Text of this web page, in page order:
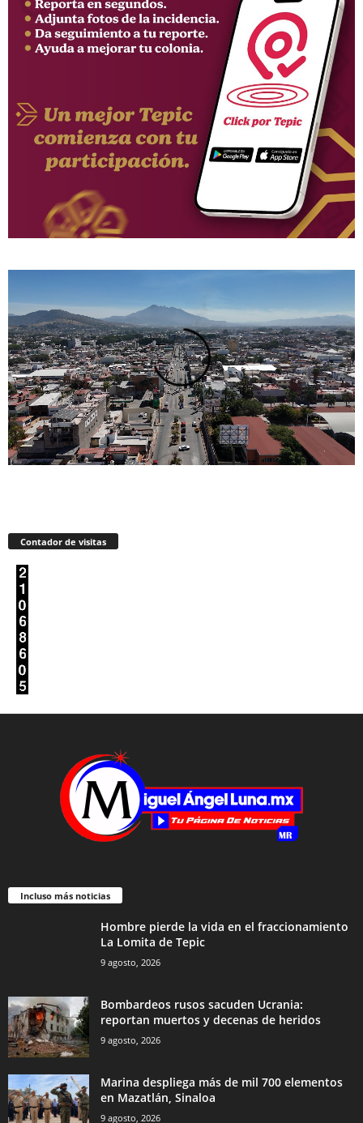
Contador de visitas
Incluso más noticias
Hombre pierde la vida en el fraccionamiento
La Lomita de Tepic
9 agosto, 2026
Bombardeos rusos sacuden Ucrania:
reportan muertos y decenas de heridos
9 agosto, 2026
Marina despliega más de mil 700 elementos
en Mazatlán, Sinaloa
9 agosto, 2026